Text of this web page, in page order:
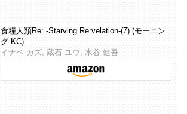
食糧人類Re: -Starving Re:velation-(7) (モーニン
グ KC)
イナベ カズ, 蔵石 ユウ, 水谷 健吾